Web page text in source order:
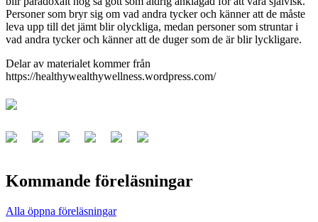
Personer som bryr sig om vad andra tycker och känner att de måste
leva upp till det jämt blir olyckliga, medan personer som struntar i
vad andra tycker och känner att de duger som de är blir lyckligare.
Delar av materialet kommer från
https://healthywealthywellness.wordpress.com/
Kommande föreläsningar
Alla öppna föreläsningar